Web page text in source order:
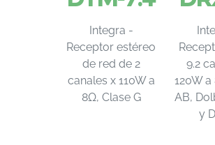
Integra -
Receptor estéreo
de red de 2
canales x 110W a
8Ω, Clase G
9.2
120W
AB,
y